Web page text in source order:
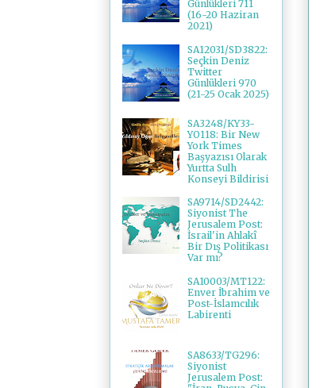
Günlükleri 711
(16-20 Haziran
2021)
SA12031/SD3822:
Seçkin Deniz
Twitter
Günlükleri 970
(21-25 Ocak 2025)
SA3248/KY33-
YO118: Bir New
York Times
Başyazısı Olarak
Yurtta Sulh
Konseyi Bildirisi
SA9714/SD2442:
Siyonist The
Jerusalem Post:
İsrail'in Ahlakî
Bir Dış Politikası
Var mı?
SA10003/MT122:
Enver İbrahim ve
Post-İslamcılık
Labirenti
SA8633/TG296:
Siyonist
Jerusalem Post: